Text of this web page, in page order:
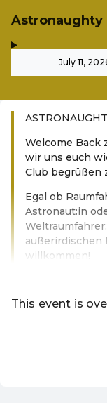
Astronaughty
July 11,
Welcome Back
wir uns euch
Club begrüßen
Egal ob
Astronaut:in
außerirdischen
willkommen!
This event is